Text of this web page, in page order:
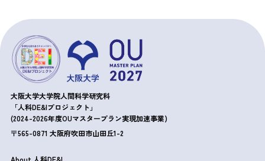
大阪大学大学院人間科学研究科
「人科DE&Iプロジェクト」
(2024-2026年度OUマスタープラン実現加速事業)
〒565-0871 大阪府吹田市山田丘1-2
About 人科DE&I